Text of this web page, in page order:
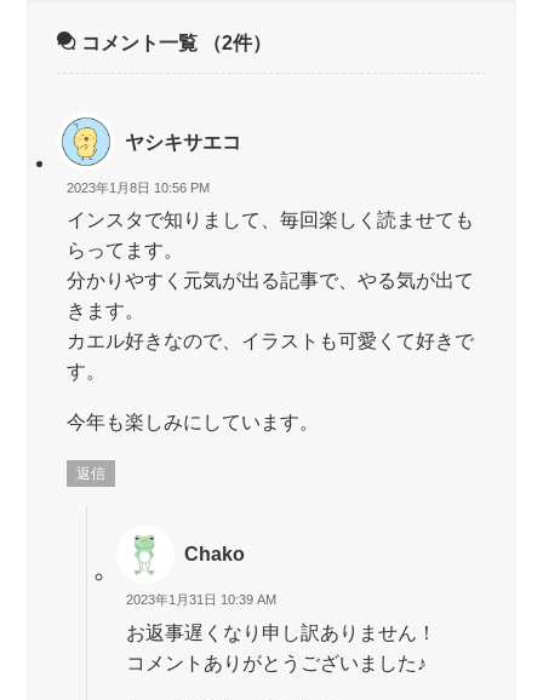
コメント一覧 （2件）
ヤシキサエコ
2023年1月8日 10:56 PM
インスタで知りまして、毎回楽しく読ませても
らってます。
分かりやすく元気が出る記事で、やる気が出て
きます。
カエル好きなので、イラストも可愛くて好きで
す。
今年も楽しみにしています。
返信
Chako
2023年1月31日 10:39 AM
お返事遅くなり申し訳ありません！
コメントありがとうございました♪